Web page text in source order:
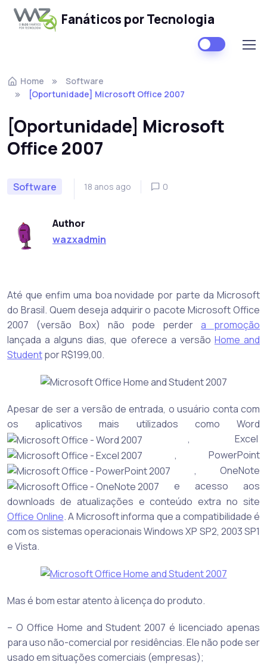
Fanáticos por Tecnologia
Home
Software
[Oportunidade] Microsoft Office 2007
[Oportunidade] Microsoft
Office 2007
Software 18 anos ago 0
Author
wazxadmin
Até que enfim uma boa novidade por parte da Microsoft
do Brasil. Quem deseja adquirir o pacote Microsoft Office
2007 (versão Box) não pode perdera promoção
lançada a alguns dias, que oferece a versão Home and
Studentpor R$199,00.
Apesar de ser a versão de entrada, o usuário conta com
os aplicativos mais utilizados como Word
, Excel
, PowerPoint
, OneNote
e acesso aos
downloads de atualizações e conteúdo extra no site
Office Online. A Microsoft informa que a compatibilidade é
com os sistemas operacionais Windows XP SP2, 2003 SP1
e Vista.
Mas é bom estar atento à licença do produto.
– O Office Home and Student 2007 é licenciado apenas
para uso não-comercial por residências. Ele não pode ser
usado em situações comerciais (empresas);